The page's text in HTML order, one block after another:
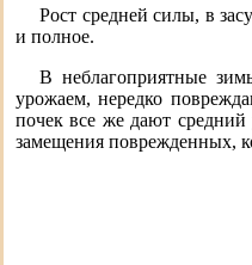
Рост средней силы, в
и полное.
В неблагоприятные
урожаем, нередко
почек все же дают
замещения поврежденных,